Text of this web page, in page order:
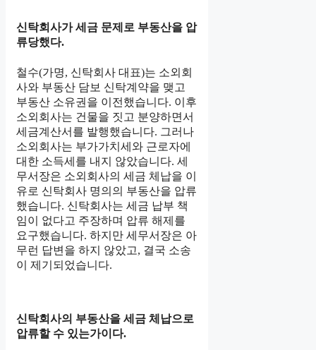
신탁회사가 세금 문제로 부동산을 압
류당했다.
철수(가명, 신탁회사 대표)는 소외회
사와 부동산 담보 신탁계약을 맺고
부동산 소유권을 이전했습니다. 이후
소외회사는 건물을 짓고 분양하면서
세금계산서를 발행했습니다. 그러나
소외회사는 부가가치세와 근로자에
대한 소득세를 내지 않았습니다. 세
무서장은 소외회사의 세금 체납을 이
유로 신탁회사 명의의 부동산을 압류
했습니다. 신탁회사는 세금 납부 책
임이 없다고 주장하며 압류 해제를
요구했습니다. 하지만 세무서장은 아
무런 답변을 하지 않았고, 결국 소송
이 제기되었습니다.
신탁회사의 부동산을 세금 체납으로
압류할 수 있는가이다.